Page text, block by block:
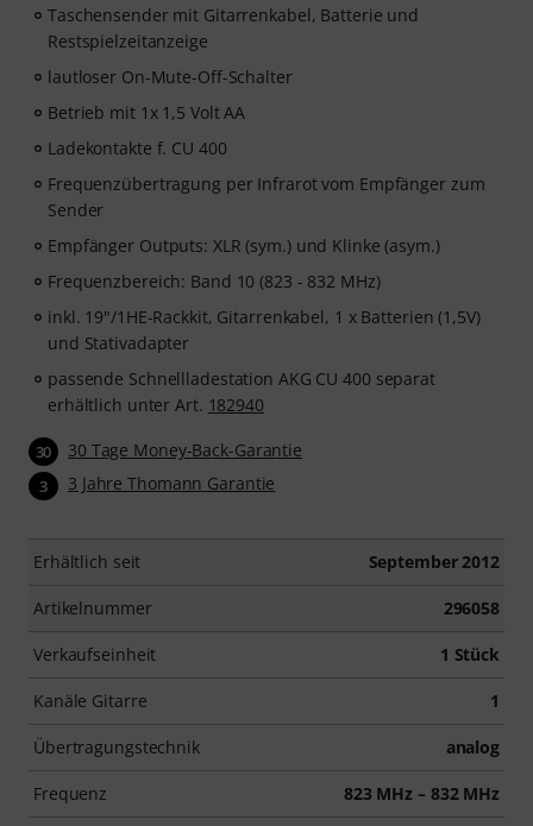
Taschensender mit Gitarrenkabel, Batterie und
Restspielzeitanzeige
lautloser On-Mute-Off-Schalter
Betrieb mit 1x 1,5 Volt AA
Ladekontakte f. CU 400
Frequenzübertragung per Infrarot vom Empfänger zum
Sender
Empfänger Outputs: XLR (sym.) und Klinke (asym.)
Frequenzbereich: Band 10 (823 - 832 MHz)
inkl. 19"/1HE-Rackkit, Gitarrenkabel, 1 x Batterien (1,5V)
und Stativadapter
passende Schnellladestation AKG CU 400 separat
erhältlich unter Art. 182940
30 30 Tage Money-Back-Garantie
3 3 Jahre Thomann Garantie
Erhältlich seit September 2012
Artikelnummer 296058
Verkaufseinheit 1 Stück
Kanäle Gitarre 1
Übertragungstechnik analog
Frequenz 823 MHz – 832 MHz